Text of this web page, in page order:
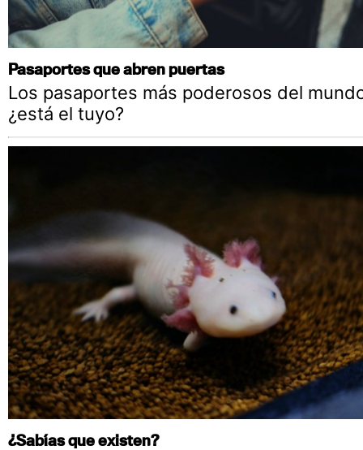
Pasaportes que abren puertas
Los pasaportes más poderosos del
¿está el tuyo?
¿Sabías que existen?